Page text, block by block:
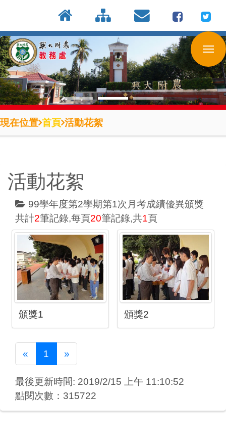
到
主
要
內
容
區
現在位置 首頁 活動花絮
活動花絮
99學年度第2學期第1次月考成績優異頒獎
共計2筆記錄,每頁20筆記錄,共1頁
頒獎1 頒獎2
« Previous
1 »Next
最後更新時間: 2019/2/15 上午 11:10:52
點閱次數：315722